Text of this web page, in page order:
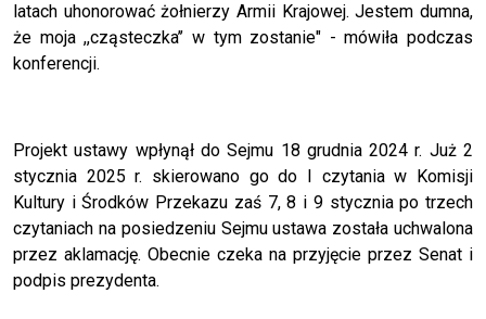
latach uhonorować żołnierzy Armii Krajowej. Jestem dumna,
że moja ,,cząsteczka’’ w tym zostanie" - mówiła podczas
konferencji.
Projekt ustawy wpłynął do Sejmu 18 grudnia 2024 r. Już 2
stycznia 2025 r. skierowano go do I czytania w Komisji
Kultury i Środków Przekazu zaś 7, 8 i 9 stycznia po trzech
czytaniach na posiedzeniu Sejmu ustawa została uchwalona
przez aklamację. Obecnie czeka na przyjęcie przez Senat i
podpis prezydenta.